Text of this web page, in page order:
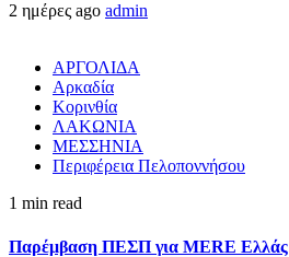
2 ημέρες ago admin
ΑΡΓΟΛΙΔΑ
Αρκαδία
Κορινθία
ΛΑΚΩΝΙΑ
ΜΕΣΣΗΝΙΑ
Περιφέρεια Πελοποννήσου
1 min read
Παρέμβαση ΠΕΣΠ για MERE Ελλάς